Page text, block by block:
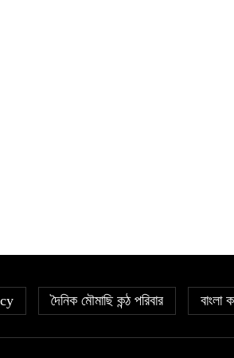
দৈনিক মৌমাছি কন্ঠ পরিবার বাংলা